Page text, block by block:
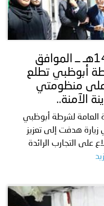
الإمارات ـ 1448/02/22هـ ــ الموافق
م - شرطة أبوظبي تطلع
على منظومتي
الآمنة..
العامة لشرطة أبوظبي
زيارة هدفت إلى تعزيز
على التجارب الرائدة